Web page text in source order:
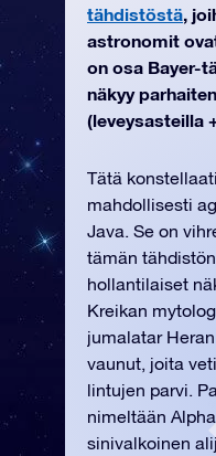
tähdistöstä,
astronomit
on osa Bayer-
näkyy
(leveysasteilla
Tätä
mahdollisesti
Java. Se on
tämän
hollantilaiset
Kreikan
jumalatar
vaunut, joita
lintujen parvi.
nimeltään
sinivalkoinen